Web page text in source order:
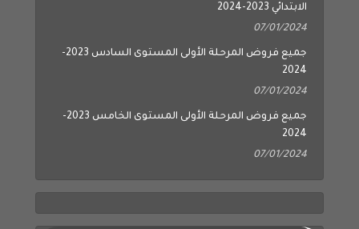
الابتدائي 2023-2024
07/01/2024
جميع فروض المرحلة الأولى المستوى السادس 2023-
2024
07/01/2024
جميع فروض المرحلة الأولى المستوى الخامس 2023-
2024
07/01/2024